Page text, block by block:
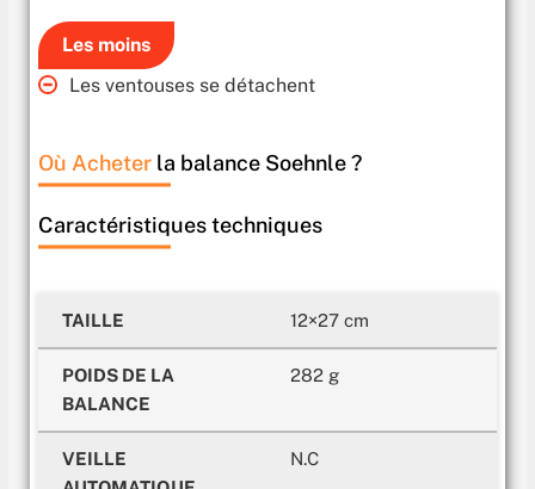
Les moins
Les ventouses se détachent
Où Acheter la balance Soehnle ?
Caractéristiques techniques
TAILLE 12×27 cm
POIDS DE LA
BALANCE
282 g
VEILLE
N.C